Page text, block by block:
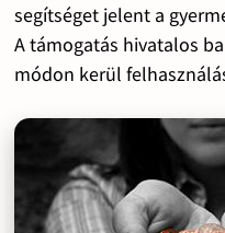
segítséget jelent a
A támogatás hivatalos
módon kerül